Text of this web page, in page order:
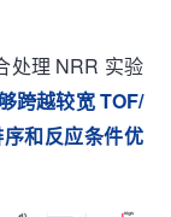
处理 NRR 实验
跨越较宽 TOF/
和反应条件优